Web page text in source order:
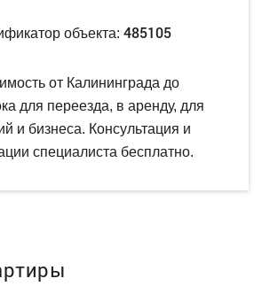
объекта: 485105
от Калининграда до
для переезда, в аренду, для
и бизнеса. Консультация и
специалиста бесплатно.